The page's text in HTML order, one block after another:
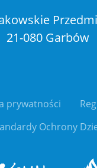
21-080 Garbów
prywatności
Ochrony